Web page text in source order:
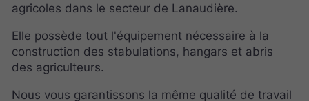
agricoles dans le secteur de Lanaudière.
Elle possède tout l'équipement nécessaire à la
construction des stabulations, hangars et abris
des agriculteurs.
Nous vous garantissons la même qualité de travail